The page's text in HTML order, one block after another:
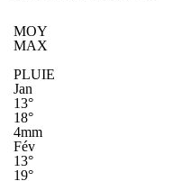
MOY
MAX
PLUIE
Jan
13°
18°
4mm
Fév
13°
19°